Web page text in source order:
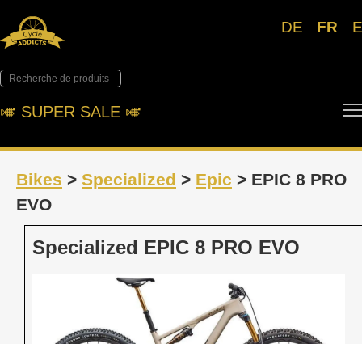
DE FR
🎺︎ SUPER SALE 🎺︎
Bikes > Specialized > Epic > EPIC 8 PRO
EVO
Specialized EPIC 8 PRO EVO